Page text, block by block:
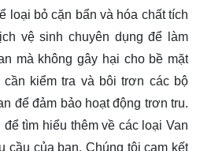
loại bỏ cặn bẩn và hóa chất tích
vệ sinh chuyên dụng để làm
mà không gây hại cho bề mặt
kiểm tra và bôi trơn các bộ
để đảm bảo hoạt động trơn tru.
tìm hiểu thêm về các loại Van
cầu của bạn. Chúng tôi cam kết